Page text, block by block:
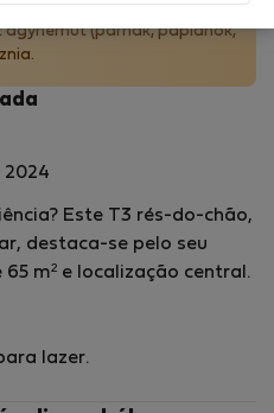
ágyneműt (párnák, paplanok,
2024
Este T3 rés-do-chão,
destaca-se pelo seu
m² e localização central.
lazer.